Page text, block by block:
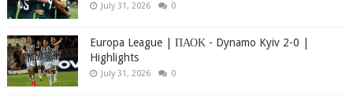
July 31, 2026 0
Europa League | ΠΑΟΚ - Dynamo Kyiv 2-0 |
Highlights
July 31, 2026 0